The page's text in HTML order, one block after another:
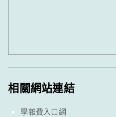
相關網站連結
學雜費入口網